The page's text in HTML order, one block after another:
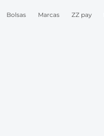
Bolsas Marcas ZZ pay